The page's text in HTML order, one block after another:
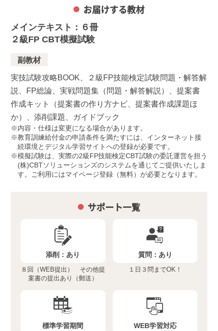
お届けする教材
メインテキスト：６冊
２級FP CBT模擬試験
副教材
実技試験攻略BOOK、２級FP技能検定試験問題・解答解
説、FP総論、実戦問題集（問題・解答解説）、提案書
作成キット（提案書の作り方ナビ、提案書作成課題ほ
か）、添削課題、ガイドブック
内容・仕様は変更になる場合があります。
教育訓練給付金の申請条件を満たすには、インターネット接
続環境とデジタル学習サイトへの登録が必要です。
模擬試験は、実際の2級FP技能検定CBT試験の委託運営を担う
(株)CBTソリューションズのシステムを通じてご提供いたしま
す。ご利用にはマイページ登録（無料）が必要となります。
サポート一覧
添削： あり
８回（WEB提出） その他提
案書の提出あり（郵送）
質問： あり
１日３問までOK！
標準学習期間 WEB学習対応